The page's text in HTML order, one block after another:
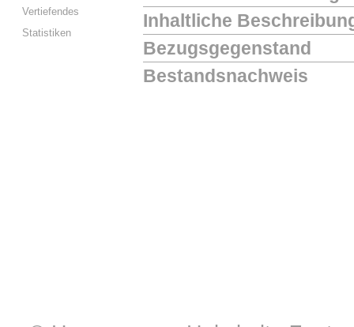
Vertiefendes
Statistiken
Inhaltliche
Bezugsgegenstand
Bestandsnachweis